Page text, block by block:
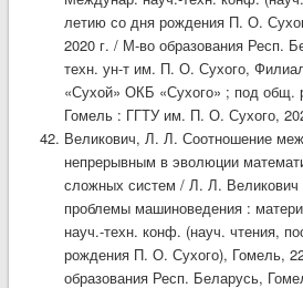
летию со дня рождения П. О.
2020 г. / М-во образования Респ.
техн. ун-т им. П. О. Сухого,
«Сухой» ОКБ «Сухого» ; под общ.
Гомель : ГГТУ им. П. О. Сухого,
Великович, Л. Л. Соотношение
непрерывным в эволюции
сложных систем / Л. Л.
проблемы машиноведения :
науч.-техн. конф. (науч. чтения,
рождения П. О. Сухого), Гомель,
образования Респ. Беларусь,